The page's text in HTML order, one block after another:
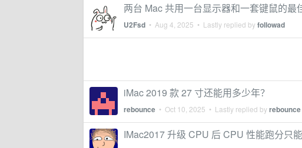
两台 Mac 共用一台显示器和一套键鼠的最
U2Fsd • Aug 4, 2025 • Lastly replied byfollowad
iMac 2019 款 27 寸还能用多少年？
rebounce • Oct 10, 2025 • Lastly replied byrebounce
IMac2017 升级 CPU 后 CPU 性能跑分只